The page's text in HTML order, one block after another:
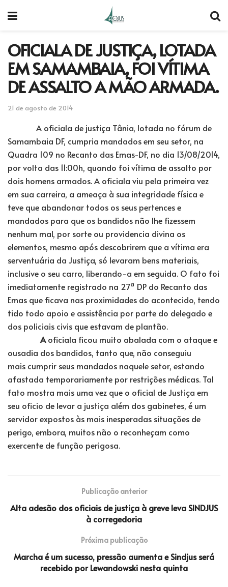
OFICIALA DE JUSTIÇA, LOTADA
EM SAMAMBAIA, FOI VÍTIMA
DE ASSALTO A MÃO ARMADA.
21 de agosto de 2014
A oficiala de justiça Tânia, lotada no fórum de
Samambaia DF, cumpria mandados em seu setor, na
Quadra 109 no Recanto das Emas-DF, no dia 13/08/2014,
por volta das 11:00h, quando foi vítima de assalto por
dois homens armados. A oficiala viu pela primeira vez
em sua carreira, a ameaça à sua integridade física e
teve que abandonar todos os seus pertences e
mandados para que os bandidos não lhe fizessem
nenhum mal, por sorte ou providencia divina os
elementos, mesmo após descobrirem que a vítima era
serventuária da Justiça, só levaram bens materiais,
inclusive o seu carro, liberando-a em seguida. O fato foi
imediatamente registrado na 27ª DP do Recanto das
Emas que ficava nas proximidades do acontecido, tendo
tido todo apoio e assistência por parte do delegado e
dos policiais civis que estavam de plantão.
Aoficiala ficou muito abalada com o ataque e
ousadia dos bandidos, tanto que, não conseguiu
mais cumprir seus mandados naquele setor, estando
afastada temporariamente por restrições médicas. Tal
fato mostra mais uma vez que o oficial de Justiça em
seu oficio de levar a justiça além dos gabinetes, é um
servidor expostos às mais inesperadas situações de
perigo, embora, muitos não o reconheçam como
exercente de função perigosa.
Publicação anterior
Alta adesão dos oficiais de justiça à greve leva SINDJUS
à corregedoria
Próxima publicação
Marcha é um sucesso, pressão aumenta e Sindjus será
recebido por Lewandowski nesta quinta